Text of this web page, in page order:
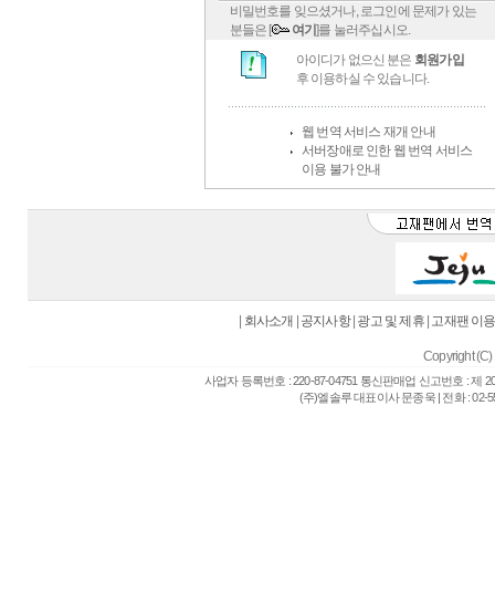
비밀번호를 잊으셨거나, 로그인에 문제가 있는
분들은 [
여기]를 눌러주십시오.
아이디가 없으신 분은 회원가입
후 이용하실 수 있습니다.
웹 번역 서비스 재개 안내
서버장애로 인한 웹 번역 서비스
이용 불가 안내
회사소개 공지사항| 광고 및 제휴| 고재팬 이
Copyright (C)
사업자 등록번호 : 220-87-04751 통신판매업 신고번호 : 제
(주)엘솔루 대표이사 문종욱 | 전화 : 02-